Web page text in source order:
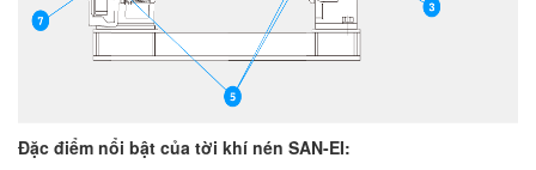
Đặc điểm nổi bật của tời khí nén SAN-EI: